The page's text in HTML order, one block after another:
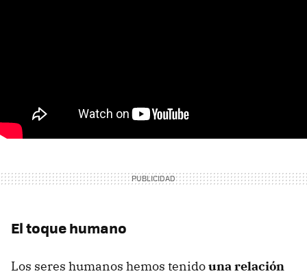
El toque humano
Los seres humanos hemos tenidouna relación